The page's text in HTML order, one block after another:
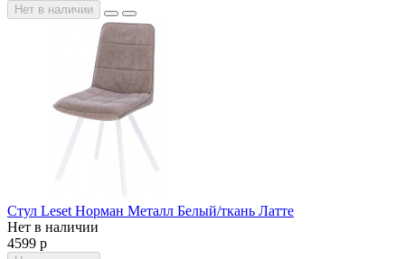
Нет в наличии
Стул Leset Норман Металл Белый/ткань Латте
Нет в наличии
4599 р